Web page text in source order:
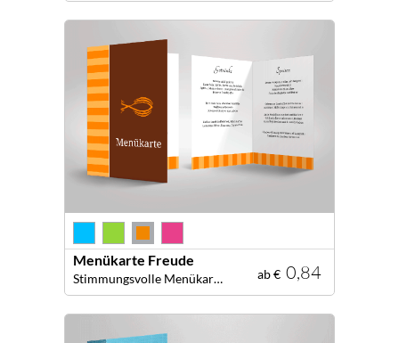
ab € 0,84
Menükarte Freude
Stimmungsvolle Menükarte für Ihre dekorative Tafel!